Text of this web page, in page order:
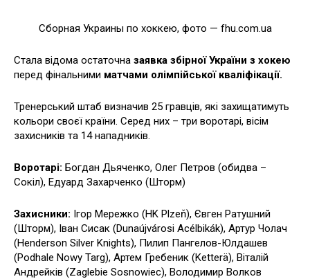
Сборная Украины по хоккею, фото — fhu.com.ua
Стала відома остаточна заявка збірної України з хокею
перед фінальними матчами олімпійської кваліфікації.
Тренерський штаб визначив 25 гравців, які захищатимуть
кольори своєї країни. Серед них – три воротарі, вісім
захисників та 14 нападників.
Воротарі: Богдан Дьяченко, Олег Петров (обидва –
Сокіл), Едуард Захарченко (Шторм)
Захисники: Ігор Мережко (HK Plzeň), Євген Ратушний
(Шторм), Іван Сисак (Dunaújvárosi Acélbikák), Артур Чолач
(Henderson Silver Knights), Пилип Пангелов-Юлдашев
(Podhale Nowy Targ), Артем Гребеник (Ketterä), Віталій
Андрейків (Zaglebie Sosnowiec), Володимир Волков